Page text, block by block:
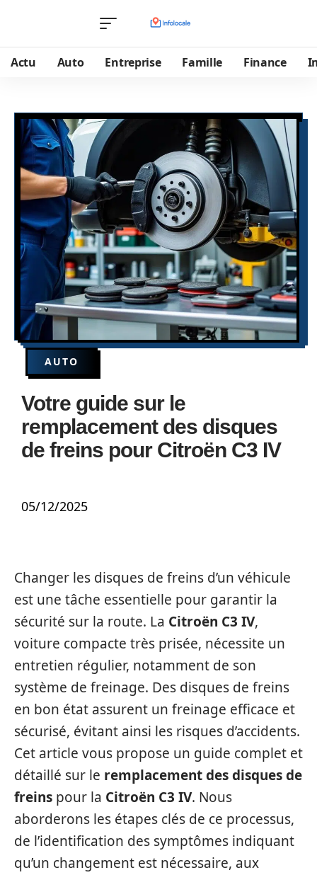
Actu Auto Entreprise Famille Finance
AUTO
Votre guide sur le
remplacement des disques
de freins pour Citroën C3 IV
05/12/2025
Changer les disques de freins d’un véhicule
est une tâche essentielle pour garantir la
sécurité sur la route. La Citroën C3 IV,
voiture compacte très prisée, nécessite un
entretien régulier, notamment de son
système de freinage. Des disques de freins
en bon état assurent un freinage efficace et
sécurisé, évitant ainsi les risques d’accidents.
Cet article vous propose un guide complet et
détaillé sur le remplacement des disques de
freins pour la Citroën C3 IV. Nous
aborderons les étapes clés de ce processus,
de l’identification des symptômes indiquant
qu’un changement est nécessaire, aux